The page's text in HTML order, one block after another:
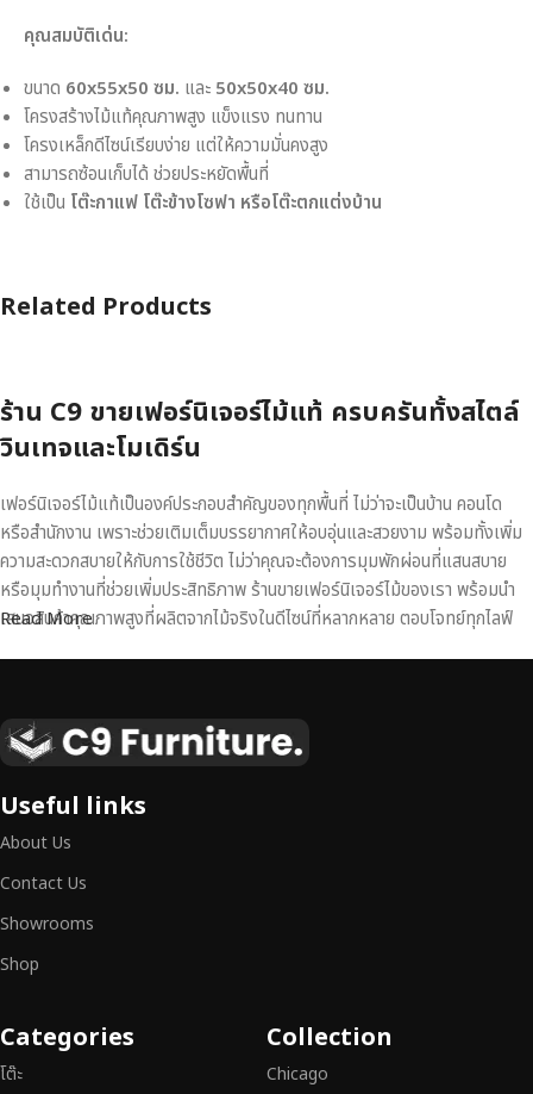
คุณสมบัติเด่น:
ขนาด 60x55x50 ซม. และ 50x50x40 ซม.
โครงสร้างไม้แท้คุณภาพสูง แข็งแรง ทนทาน
โครงเหล็กดีไซน์เรียบง่าย แต่ให้ความมั่นคงสูง
สามารถซ้อนเก็บได้ ช่วยประหยัดพื้นที่
ใช้เป็น โต๊ะกาแฟ โต๊ะข้างโซฟา หรือโต๊ะตกแต่งบ้าน
Related Products
ร้าน C9 ขายเฟอร์นิเจอร์ไม้แท้ ครบครันทั้งสไตล์
วินเทจและโมเดิร์น
เฟอร์นิเจอร์ไม้แท้เป็นองค์ประกอบสำคัญของทุกพื้นที่ ไม่ว่าจะเป็นบ้าน คอนโด
หรือสำนักงาน เพราะช่วยเติมเต็มบรรยากาศให้อบอุ่นและสวยงาม พร้อมทั้งเพิ่ม
ความสะดวกสบายให้กับการใช้ชีวิต ไม่ว่าคุณจะต้องการมุมพักผ่อนที่แสนสบาย
หรือมุมทำงานที่ช่วยเพิ่มประสิทธิภาพ ร้านขายเฟอร์นิเจอร์ไม้ของเรา พร้อมนำ
เสนอสินค้าคุณภาพสูงที่ผลิตจากไม้จริงในดีไซน์ที่หลากหลาย ตอบโจทย์ทุกไลฟ์
เหนือระดับ
เฟอร์นิเจอร์ไม้ไม่ใช่เพียงของตกแต่ง แต่เป็นงานศิลปะที่สะท้อนถึงรสนิยมและ
สามารถผสานความสวยงาม ความแข็งแรง และการใช้งานที่ตอบโจทย์ทุกความ
ต้องการได้อย่างลงตัว เฟอร์นิเจอร์ทุกชิ้นของเราผลิตจากวัสดุคุณภาพสูง ผ่าน
การตรวจสอบมาตรฐานอย่างเคร่งครัด
สิก และการใช้งานที่ยาวนาน
ประกันคุณภาพและการบริการที่ดีที่สุด
Read More
Useful links
About Us
Contact Us
Showrooms
Shop
Categories
โต๊ะ
Collection
Chicago